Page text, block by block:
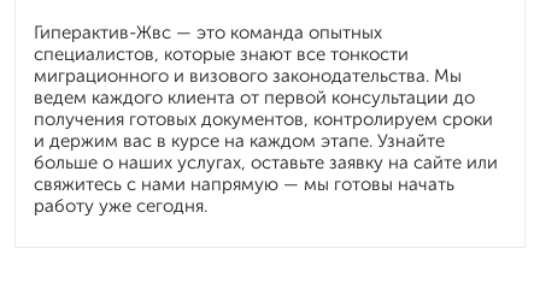
Гиперактив-Жвс — это команда опытных
специалистов, которые знают все тонкости
миграционного и визового законодательства. Мы
ведем каждого клиента от первой консультации до
получения готовых документов, контролируем сроки
и держим вас в курсе на каждом этапе. Узнайте
больше о наших услугах, оставьте заявку на сайте или
свяжитесь с нами напрямую — мы готовы начать
работу уже сегодня.